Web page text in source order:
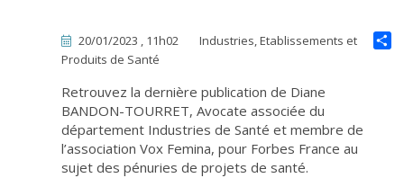
20/01/2023 , 11h02
Industries, Etablissements et
Produits de Santé
Retrouvez la dernière publication de Diane
BANDON-TOURRET, Avocate associée du
département Industries de Santé et membre de
l’association Vox Femina, pour Forbes France au
sujet des pénuries de projets de santé.